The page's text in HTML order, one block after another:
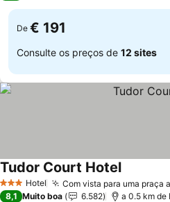
De € 191
Consulte os preços de 12 sites
3 EstrelasHotel Com vista para uma praça
Tudor Court Hotel
8,1 Muito boa 6.582 a 0.5 km de